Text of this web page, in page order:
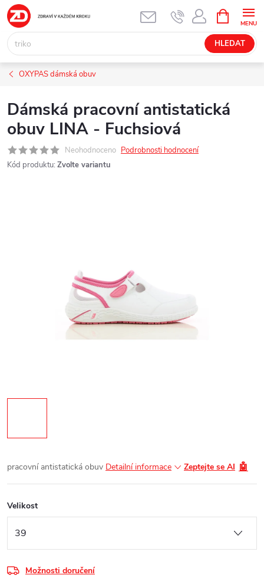
Přejít
na
obsah
HLEDAT
NÁKUPNÍ
KOŠÍK
OXYPAS dámská obuv
Dámská pracovní antistatická
obuv LINA - Fuchsiová
Neohodnoceno Podrobnosti hodnocení
Kód produktu: Zvolte variantu
pracovní antistatická obuv Detailní informace Zeptejte se AI 🤖
Velikost
Možnosti doručení